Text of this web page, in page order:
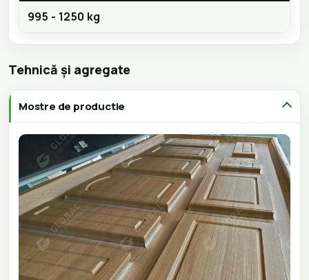
995 - 1250 kg
Tehnică și agregate
Mostre de productie